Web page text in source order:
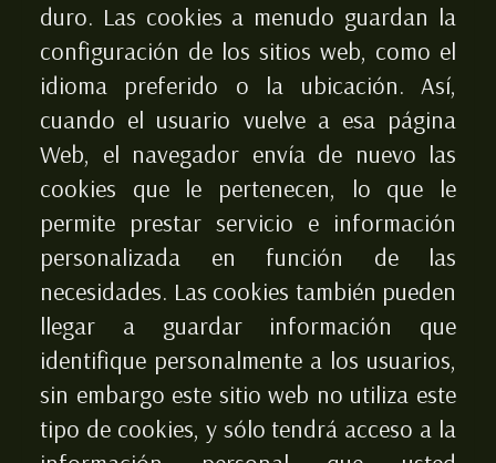
duro. Las cookies a menudo guardan la
configuración de los sitios web, como el
idioma preferido o la ubicación. Así,
cuando el usuario vuelve a esa página
Web, el navegador envía de nuevo las
cookies que le pertenecen, lo que le
permite prestar servicio e información
personalizada en función de las
necesidades. Las cookies también pueden
llegar a guardar información que
identifique personalmente a los usuarios,
sin embargo este sitio web no utiliza este
tipo de cookies, y sólo tendrá acceso a la